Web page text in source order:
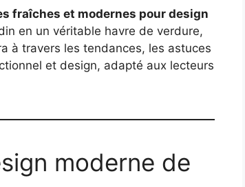
fraîches et modernes pour design
en un véritable havre de verdure,
à travers les tendances, les astuces
et design, adapté aux lecteurs
moderne de